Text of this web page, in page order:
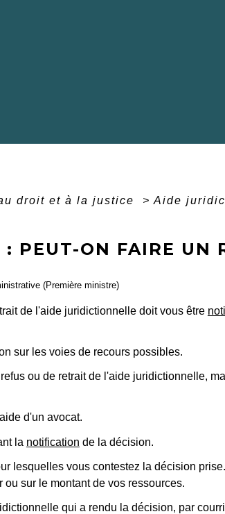
droit et à la justice > Aide
PEUT-ON FAIRE UN
(Première ministre)
de l'aide juridictionnelle doit vous être
sur les voies de recours possibles.
ou de retrait de l'aide juridictionnelle,
d'un avocat.
la notification de la décision.
lesquelles vous contestez la décision
sur le montant de vos ressources.
qui a rendu la décision, par